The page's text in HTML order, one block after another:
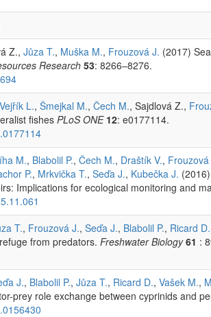
Z., Jůza T., Muška M., Frouzová J. (2017)
Research 53: 8266–8276.
Vejřík L., Šmejkal M., Čech M., Sajdlová Z.,
fishes PLoS ONE 12: e0177114.
M., Blabolil P., Čech M., Draštík V., Frouzová
P., Mrkvička T., Seďa J., Kubečka J.
Implications for ecological monitoring and
T., Frouzová J., Seďa J., Blabolil P., Ricard D.
from predators. Freshwater Biology 61 :
J., Blabolil P., Jůza T., Ricard D., Vašek M.,
prey role exchange between cyprinids and